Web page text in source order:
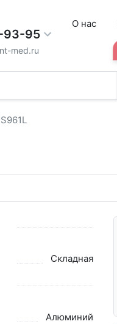
93-95
med.ru
О нас
Складная
Алюминий